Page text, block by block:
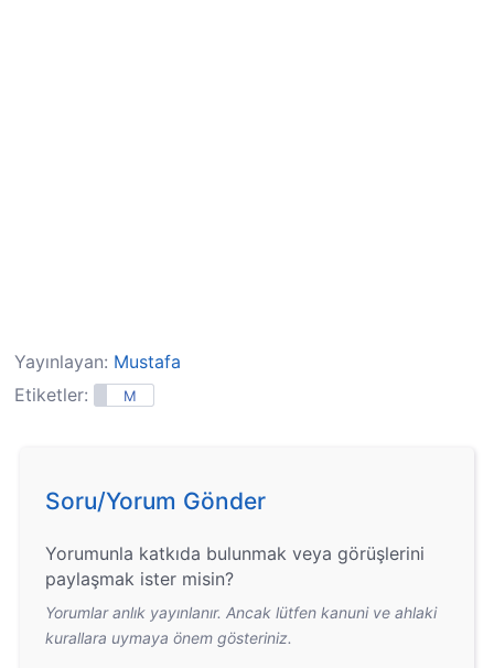
Yayınlayan: Mustafa
Etiketler:
M
Soru/Yorum Gönder
Yorumunla katkıda bulunmak veya görüşlerini
paylaşmak ister misin?
Yorumlar anlık yayınlanır. Ancak lütfen kanuni ve ahlaki
kurallara uymaya önem gösteriniz.